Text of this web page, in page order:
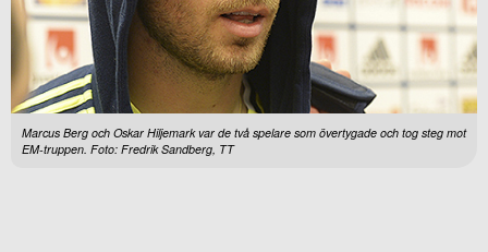
Marcus Berg och Oskar Hiljemark var de två spelare som övertygade och tog steg mot
EM-truppen. Foto: Fredrik Sandberg, TT